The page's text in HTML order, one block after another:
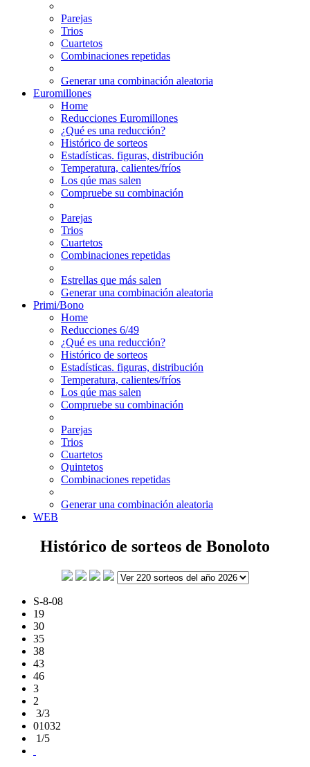
Parejas
Trios
Cuartetos
Combinaciones repetidas
Generar una combinación aleatoria
Euromillones
Home
Reducciones Euromillones
¿Qué es una reducción?
Histórico de sorteos
Estadísticas. figuras, distribución
Temperatura, calientes/fríos
Los qúe mas salen
Compruebe su combinación
Parejas
Trios
Cuartetos
Combinaciones repetidas
Estrellas que más salen
Generar una combinación aleatoria
Primi/Bono
Home
Reducciones 6/49
¿Qué es una reducción?
Histórico de sorteos
Estadísticas. figuras, distribución
Temperatura, calientes/fríos
Los qúe mas salen
Compruebe su combinación
Parejas
Trios
Cuartetos
Quintetos
Combinaciones repetidas
Generar una combinación aleatoria
WEB
Histórico de sorteos de Bonoloto
S-8-08
19
30
35
38
43
46
3
2
3/3
01032
1/5